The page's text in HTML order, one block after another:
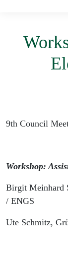
9th Council
Workshop:
Birgit Meinhard
/ ENGS
Ute Schmitz,